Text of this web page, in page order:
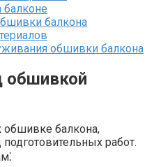
балконе
балкона
обшивки балкона
обшивкой
обшивке балкона,
работ.​